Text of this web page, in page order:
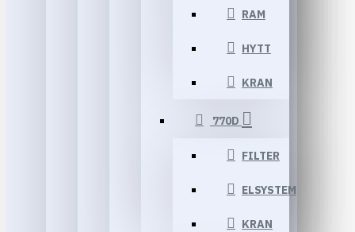
RAM
HYTT
KRAN
770D
FILTER
ELSYSTEM
KRAN